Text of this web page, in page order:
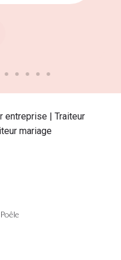
entreprise | Traiteur
mariage